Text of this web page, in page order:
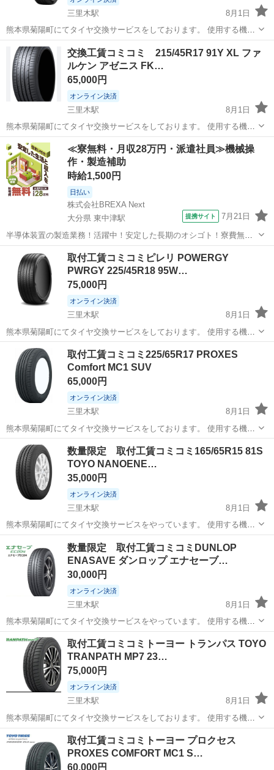
三里木駅
8月1日
熊本県菊陽町にてタイヤ交換サービスをしております。 使用する機械
にはこだわっており、タイヤ、ホイールに優しいセンターロック式の
高性能なタイヤチェンジャーと自動車ディーラーでも使用されている
ファンタスリフトを導入しております。...
熊本 菊池郡 三里木駅
交換工賃コミコミ 215/45R17 91Y XL ファ
ルケン アゼニス FK…
65,000円
オンライン決済
三里木駅
8月1日
熊本県菊陽町にてタイヤ交換サービスをしております。 使用する機械
にはこだわっており、タイヤ、ホイールに優しいセンターロック式の
高性能なタイヤチェンジャーと自動車ディーラーでも使用されている
ファンタスリフトを導入しております。...
熊本 菊池郡 三里木駅 タイヤ、ホイール タイヤ
≪寮無料・月収28万円・派遣社員≫機械操
作・製造補助
時給1,500円
日払い
株式会社BREXA Next
大分県 東中津駅
提携サイト 7月21日
半導体装置の製造業務！活躍中！安定した長期のオシゴト！寮費無料
★赴任旅費会社負担◎20代～40代の男性活躍中★未経験活躍中！高時
給1,500円！《大分県中津市》 人気の工場のお仕事 ◇半導体装置内部
のシート製造◇ ＊クリー...
大分 中津市 東中津駅
取付工賃コミコミピレリ POWERGY
PWRGY 225/45R18 95W…
75,000円
オンライン決済
三里木駅
8月1日
熊本県菊陽町にてタイヤ交換サービスをしております。 使用する機械
にはこだわっており、タイヤ、ホイールに優しいセンターロック式の
高性能なタイヤチェンジャーと自動車ディーラーでも使用されている
ファンタスリフトを導入しております。...
熊本 菊池郡 三里木駅
取付工賃コミコミ225/65R17 PROXES
Comfort MC1 SUV
65,000円
オンライン決済
三里木駅
8月1日
熊本県菊陽町にてタイヤ交換サービスをしております。 使用する機械
にはこだわっており、タイヤ、ホイールに優しいセンターロック式の
高性能なタイヤチェンジャーと自動車ディーラーでも使用されている
ファンタスリフトを導入しております。...
熊本 菊池郡 三里木駅 タイヤ、ホイール
数量限定 取付工賃コミコミ165/65R15 81S
TOYO NANOENE…
35,000円
オンライン決済
三里木駅
8月1日
熊本県菊陽町にてタイヤ交換サービスをやっています。 使用する機械
にはこだわっており、タイヤ、ホイールに優しいセンターロック式の
高性能なタイヤチェンジャーと自動車ディーラーでも使用されている
ファンタスリフトを導入しております。...
菊池郡 三里木駅 タイヤ、ホイール
数量限定 取付工賃コミコミDUNLOP
ENASAVE ダンロップ エナセーブ…
30,000円
オンライン決済
三里木駅
8月1日
熊本県菊陽町にてタイヤ交換サービスをやっています。 使用する機械
にはこだわっており、タイヤ、ホイールに優しいセンターロック式の
高性能なタイヤチェンジャーと自動車ディーラーでも使用されている
ファンタスリフトを導入しております。...
熊本 菊池郡 三里木駅 タイヤ、ホイール ダンロップ
取付工賃コミコミトーヨー トランパス TOYO
TRANPATH MP7 23…
75,000円
オンライン決済
三里木駅
8月1日
熊本県菊陽町にてタイヤ交換サービスをしております。 使用する機械
にはこだわっており、タイヤ、ホイールに優しいセンターロック式の
高性能なタイヤチェンジャーと自動車ディーラーでも使用されている
ファンタスリフトを導入しております。...
熊本 菊池郡 三里木駅 タイヤ、ホイール
取付工賃コミコミトーヨー プロクセス
PROXES COMFORT MC1 S…
60,000円